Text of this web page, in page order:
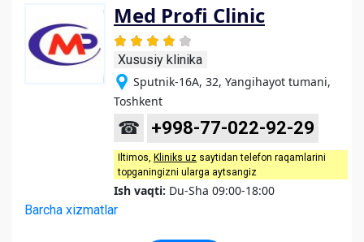
Med Profi Clinic
Xususiy klinika
Sputnik-16A, 32, Yangihayot tumani,
Toshkent
☎ +998-77-022-92-29
Iltimos, Kliniks uz saytidan telefon raqamlarini
topganingizni ularga aytsangiz
Ish vaqti: Du-Sha 09:00-18:00
Barcha xizmatlar